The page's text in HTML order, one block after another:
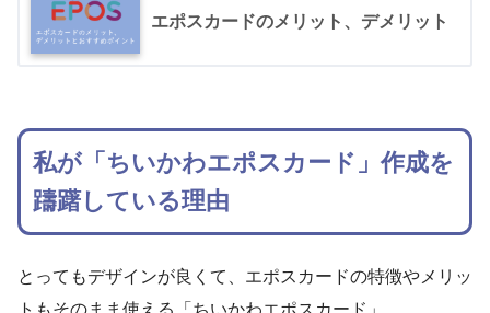
エポスカードのメリット、デメリット
私が「ちいかわエポスカード」作成を
躊躇している理由
とってもデザインが良くて、エポスカードの特徴やメリッ
トもそのまま使える「ちいかわエポスカード」。